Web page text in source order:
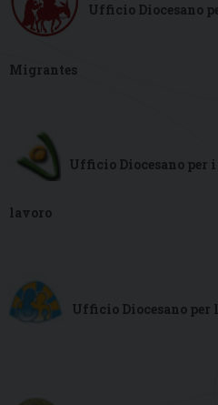
Ufficio Diocesano
Migrantes
Ufficio Diocesano per
lavoro
Ufficio Diocesano per